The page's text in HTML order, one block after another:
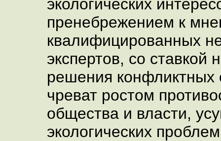
экологических
пренебрежением к
квалифицированных
экспертов, со ставкой
решения конфликтных
чреват ростом
общества и власти,
экологических